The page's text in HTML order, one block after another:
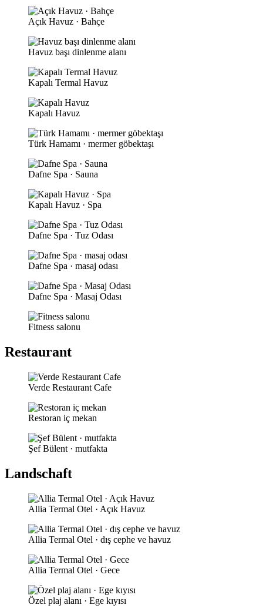
Açık Havuz · Bahçe
Havuz başı dinlenme alanı
Kapalı Termal Havuz
Kapalı Havuz
Türk Hamamı · mermer göbektaşı
Dafne Spa · Sauna
Kapalı Havuz · Spa
Dafne Spa · Tuz Odası
Dafne Spa · masaj odası
Dafne Spa · Masaj Odası
Fitness salonu
Restaurant
Verde Restaurant Cafe
Restoran iç mekan
Şef Bülent · mutfakta
Landschaft
Allia Termal Otel · Açık Havuz
Allia Termal Otel · dış cephe ve havuz
Allia Termal Otel · Gece
Özel plaj alanı · Ege kıyısı